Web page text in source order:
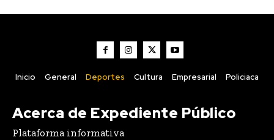
Inicio General Deportes Cultura Empresarial Policiaca
Acerca de Expediente Público
Plataforma informativa